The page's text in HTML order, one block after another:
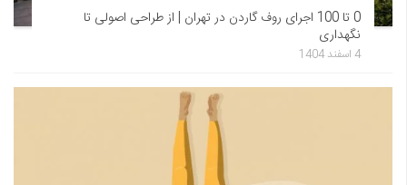
0 تا 100 اجرای روف گاردن در تهران | از طراحی اصولی تا
نگهداری
4 اسفند 1404